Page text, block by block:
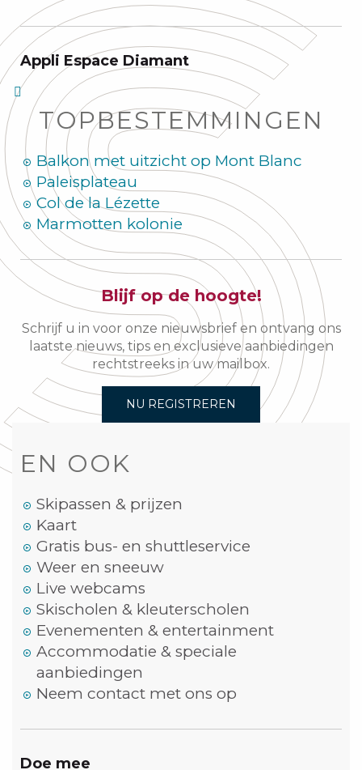
Appli Espace Diamant
TOPBESTEMMINGEN
Balkon met uitzicht op Mont Blanc
Paleisplateau
Col de la Lézette
Marmotten kolonie
Blijf op de hoogte!
Schrijf u in voor onze nieuwsbrief en ontvang ons
laatste nieuws, tips en exclusieve aanbiedingen
rechtstreeks in uw mailbox.
NU REGISTREREN
EN OOK
Skipassen & prijzen
Kaart
Gratis bus- en shuttleservice
Weer en sneeuw
Live webcams
Skischolen & kleuterscholen
Evenementen & entertainment
Accommodatie & speciale
aanbiedingen
Neem contact met ons op
Doe mee